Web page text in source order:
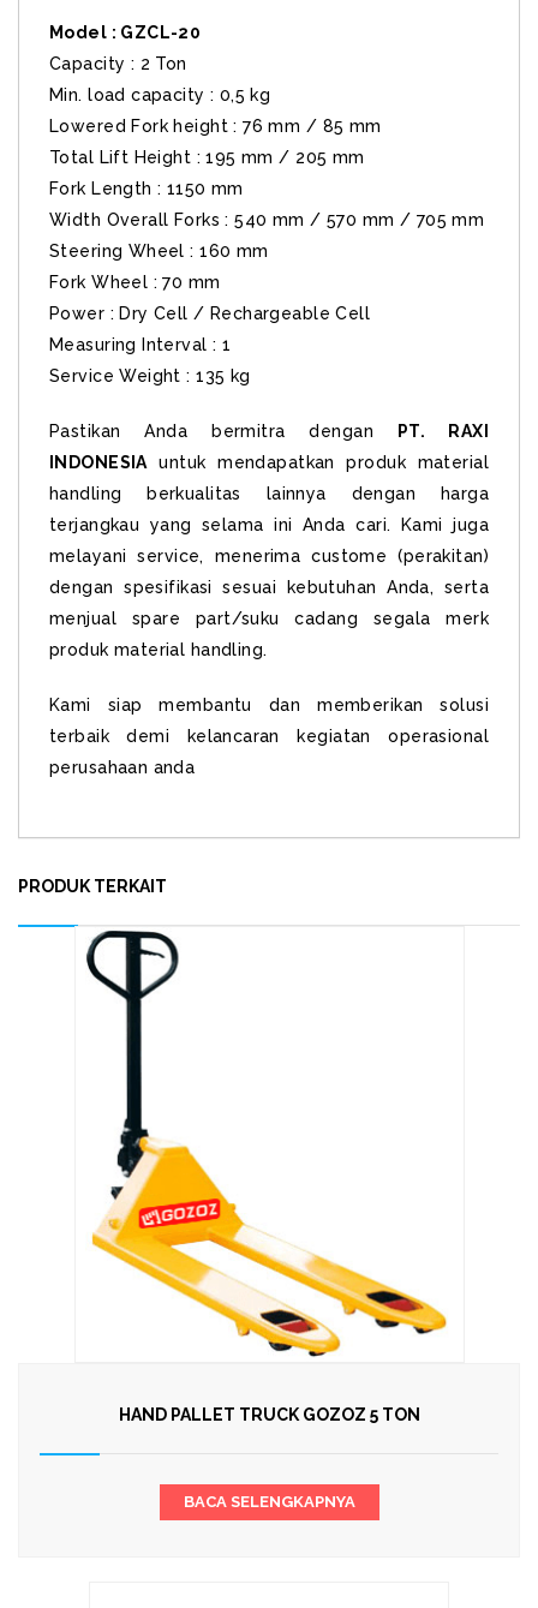
Model : GZCL-20
Capacity : 2 Ton
Min. load capacity : 0,5 kg
Lowered Fork height : 76 mm / 85 mm
Total Lift Height : 195 mm / 205 mm
Fork Length : 1150 mm
Width Overall Forks : 540 mm / 570 mm / 705 mm
Steering Wheel : 160 mm
Fork Wheel : 70 mm
Power : Dry Cell / Rechargeable Cell
Measuring Interval : 1
Service Weight : 135 kg
Pastikan Anda bermitra dengan PT. RAXI
INDONESIA untuk mendapatkan produk material
handling berkualitas lainnya dengan harga
terjangkau yang selama ini Anda cari. Kami juga
melayani service, menerima custome (perakitan)
dengan spesifikasi sesuai kebutuhan Anda, serta
menjual spare part/suku cadang segala merk
produk material handling.
Kami siap membantu dan memberikan solusi
terbaik demi kelancaran kegiatan operasional
perusahaan anda
PRODUK TERKAIT
HAND PALLET TRUCK GOZOZ 5 TON
BACA SELENGKAPNYA